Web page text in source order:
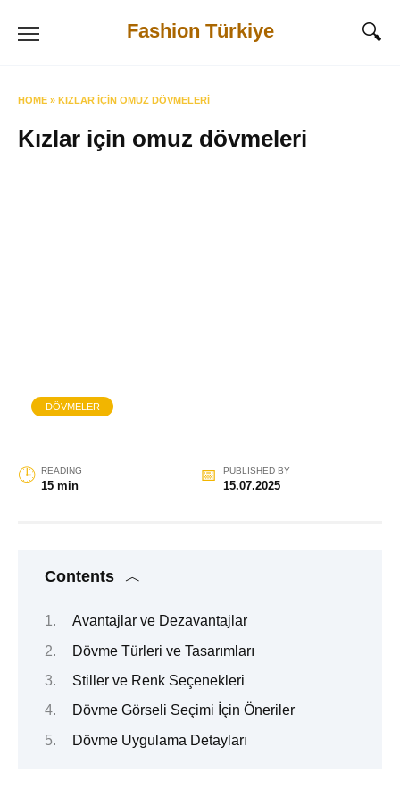
Fashion Türkiye
HOME » KIZLAR IÇIN OMUZ DÖVMELERI
Kızlar için omuz dövmeleri
DÖVMELER
READING
15 min
PUBLISHED BY
15.07.2025
Contents
Avantajlar ve Dezavantajlar
Dövme Türleri ve Tasarımları
Stiller ve Renk Seçenekleri
Dövme Görseli Seçimi İçin Öneriler
Dövme Uygulama Detayları